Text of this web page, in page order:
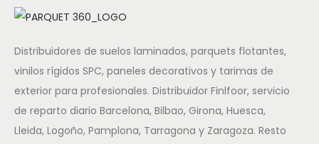
Distribuidores de suelos laminados, parquets flotantes,
vinilos rígidos SPC, paneles decorativos y tarimas de
exterior para profesionales. Distribuidor Finlfoor, servicio
de reparto diario Barcelona, Bilbao, Girona, Huesca,
Lleida, Logoño, Pamplona, Tarragona y Zaragoza. Resto